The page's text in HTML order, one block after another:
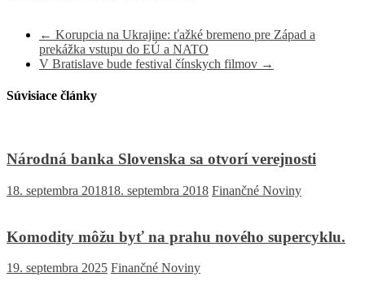
← Korupcia na Ukrajine: ťažké bremeno pre Západ a
prekážka vstupu do EÚ a NATO
V Bratislave bude festival čínskych filmov →
Súvisiace články
Národná banka Slovenska sa otvorí verejnosti
18. septembra 201818. septembra 2018 Finančné Noviny
Komodity môžu byť na prahu nového supercyklu.
19. septembra 2025 Finančné Noviny